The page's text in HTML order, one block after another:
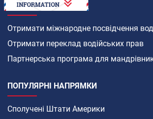
ЯК
Отримати міжнародне посвідчення
Отримати переклад водійських прав
Партнерська програма для
ПОПУЛЯРНІ НАПРЯМКИ
Сполучені Штати Америки